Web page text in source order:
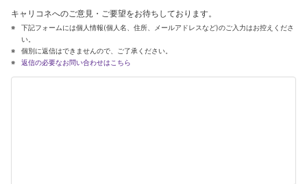
キャリコネへのご意見・ご要望をお待ちしております。
下記フォームには個人情報(個人名、住所、メールアドレスなど)のご入力はお控えくださ
い。
個別に返信はできませんので、ご了承ください。
返信の必要なお問い合わせはこちら